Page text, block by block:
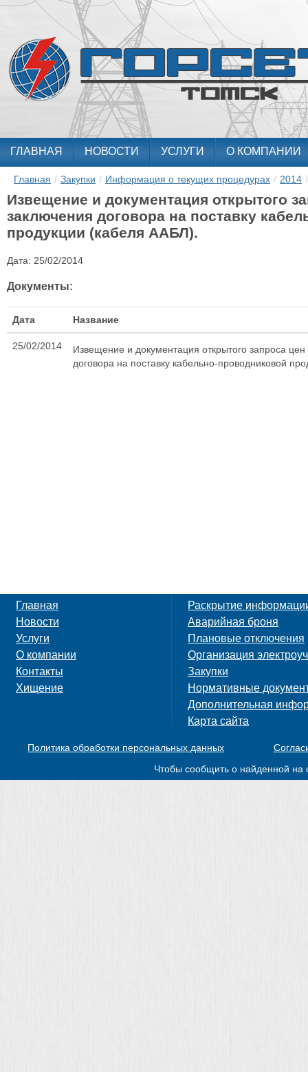
ГЛАВНАЯ НОВОСТИ УСЛУГИ О КОМПАНИИ
Главная / Закупки / Информация о текущих процедурах / 2014 /
Извещение и документация открытого
заключения договора на поставку
продукции (кабеля ААБЛ).
Дата: 25/02/2014
Документы:
Дата Название
25/02/2014
Извещение и документация открытого запроса
договора на поставку кабельно-проводниковой
Главная
Новости
Услуги
О компании
Контакты
Хищение
Раскрытие
Аварийная броня
Плановые отключения
Организация
Закупки
Нормативные
Дополнительная
Карта сайта
Политика обработки персональных данных
Чтобы сообщить о найденной на